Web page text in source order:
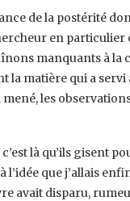
de la postérité
en
manquants à la
matière qui a servi
les
là qu’ils gisent
l’idée que j’allais
avait disparu,